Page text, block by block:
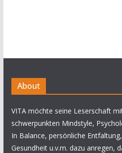
About
VITA möchte seine Leserschaft
schwerpunkten Mindstyle,
In Balance, persönliche
Gesundheit u.v.m. dazu anregen,